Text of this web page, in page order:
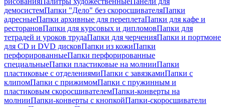
демосистемПапки "Дело" без скоросшивателяПапки
адресныеПапки архивные для переплетаПапки для кафе и
ресторановПапки для курсовых и дипломовПапки для
тетрадей и уроков трудаПапки для черченияПапки и портмоне
для CD и DVD дисковПапки из кожиПапки
перфорированныеПапки перфорированные
специальныеПапки пластиковые на молнииПапки
пластиковые с отделениямиПапки с завязкамиПапки с
клипомПапки с прижимомПапки с пружинным и
пластиковым скоросшивателемПапки-конверты на
молнииПапки-конверты с кнопкойПапки-скоросшиватели